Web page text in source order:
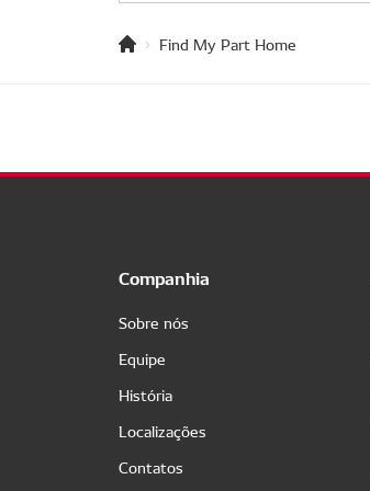
Find My Part Home
Companhia
Sobre nós
Equipe
História
Localizações
Contatos